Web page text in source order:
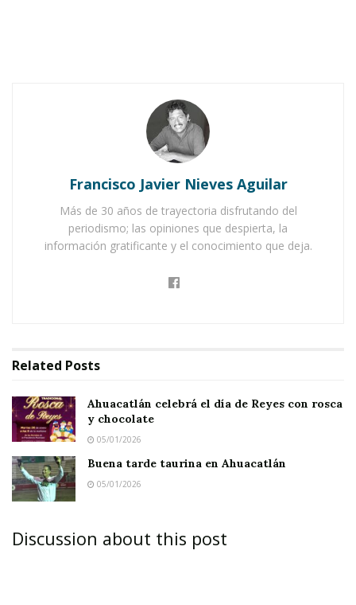
Buena tarde taurina en Ahuacatlán
JALA.-De manera exitosa se llevó a cabo la
Francisco Javier Nieves Aguilar
Más de 30 años de trayectoria disfrutando del
periodismo; las opiniones que despierta, la
información gratificante y el conocimiento que deja.
Related Posts
Ahuacatlán celebrá el día de Reyes con rosca
y chocolate
05/01/2026
Buena tarde taurina en Ahuacatlán
05/01/2026
Discussion about this post